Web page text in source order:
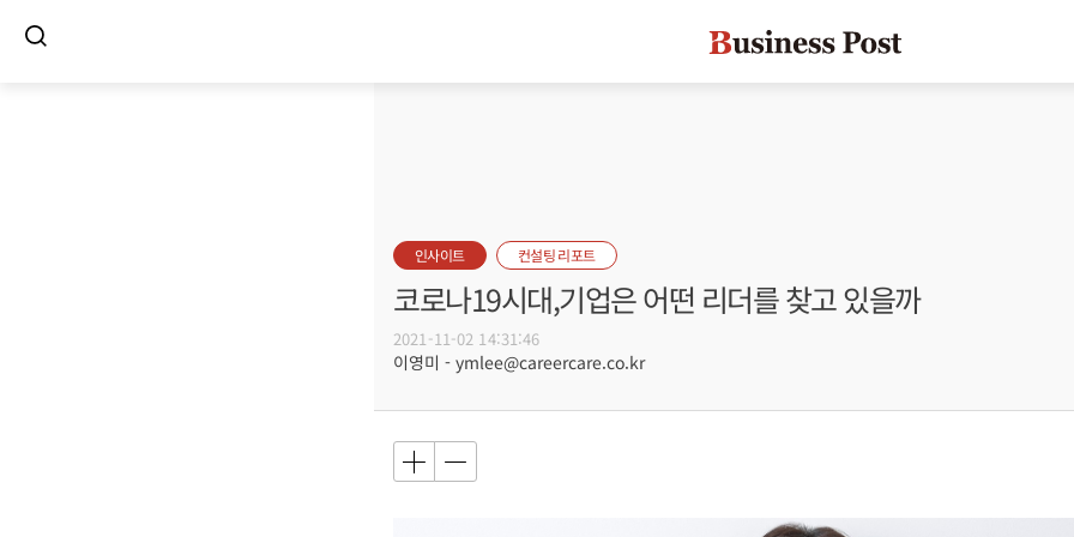
인사이트 컨설팅 리포트
코로나19시대,기업은 어떤 리더를 찾고 있을까
2021-11-02 14:31:46
이영미 - ymlee@careercare.co.kr